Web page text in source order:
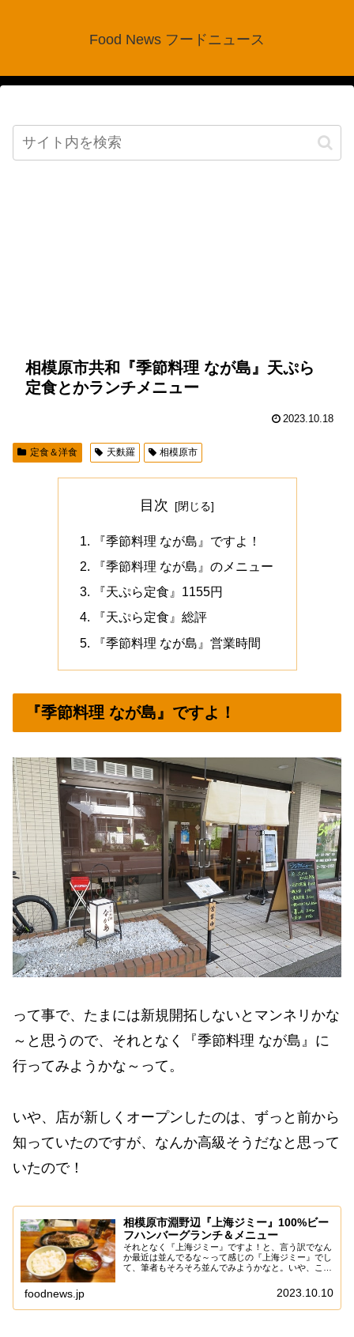
Food News フードニュース
相模原市共和『季節料理 なが島』天ぷら
定食とかランチメニュー
2023.10.18
定食＆洋食 天麩羅 相模原市
目次
『季節料理 なが島』ですよ！
『季節料理 なが島』のメニュー
『天ぷら定食』1155円
『天ぷら定食』総評
『季節料理 なが島』営業時間
『季節料理 なが島』ですよ！
って事で、たまには新規開拓しないとマンネリかな
～と思うので、それとなく『季節料理 なが島』に
行ってみようかな～って。
いや、店が新しくオープンしたのは、ずっと前から
知っていたのですが、なんか高級そうだなと思って
いたので！
相模原市淵野辺『上海ジミー』100%ビー
フハンバーグランチ＆メニュー
それとなく『上海ジミー』ですよ！と、言う訳でなん
か最近は並んでるな～って感じの『上海ジミー』でし
て、筆者もそろそろ並んでみようかなと。いや、この
が、思えばハンバーグは御無沙汰な気がするので！ま
foodnews.jp 2023.10.10